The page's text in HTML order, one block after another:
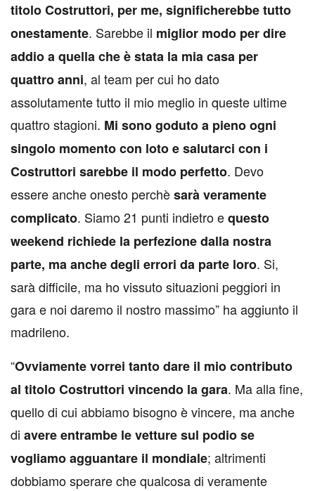
titolo Costruttori, per me, significherebbe tutto
onestamente. Sarebbe il miglior modo per dire
addio a quella che è stata la mia casa per
quattro anni, al team per cui ho dato
assolutamente tutto il mio meglio in queste ultime
quattro stagioni. Mi sono goduto a pieno ogni
singolo momento con loto e salutarci con i
Costruttori sarebbe il modo perfetto. Devo
essere anche onesto perchèsarà veramente
complicato. Siamo 21 punti indietro equesto
weekend richiede la perfezione dalla nostra
parte, ma anche degli errori da parte loro. Si,
sarà difficile, ma ho vissuto situazioni peggiori in
gara e noi daremo il nostro massimo” ha aggiunto il
madrileno.
“Ovviamente vorrei tanto dare il mio contributo
al titolo Costruttori vincendo la gara. Ma alla fine,
quello di cui abbiamo bisogno è vincere, ma anche
di avere entrambe le vetture sul podio se
vogliamo agguantare il mondiale; altrimenti
dobbiamo sperare che qualcosa di veramente